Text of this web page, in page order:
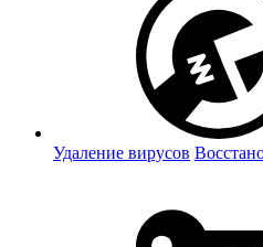
Удаление вирусов